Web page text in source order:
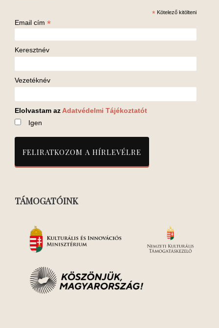
* Kötelező kitölteni
Email cím *
Keresztnév
Vezetéknév
Elolvastam az Adatvédelmi Tájékoztatót
Igen
TÁMOGATÓINK